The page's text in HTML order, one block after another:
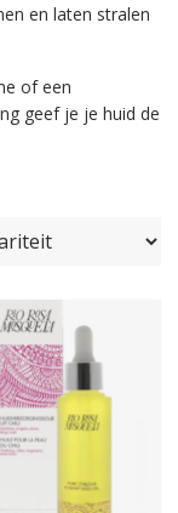
en laten stralen
of een
geef je je huid de